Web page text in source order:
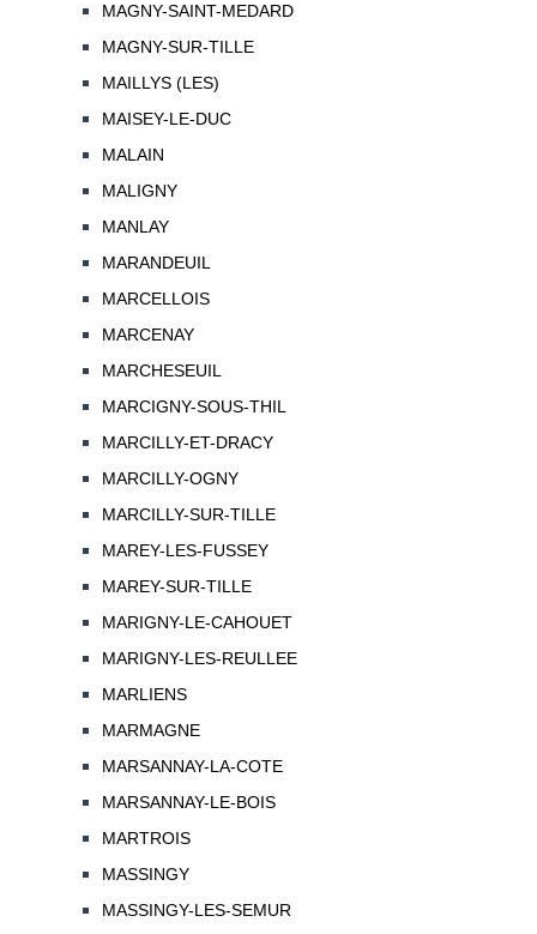
MAGNY-SAINT-MEDARD
MAGNY-SUR-TILLE
MAILLYS (LES)
MAISEY-LE-DUC
MALAIN
MALIGNY
MANLAY
MARANDEUIL
MARCELLOIS
MARCENAY
MARCHESEUIL
MARCIGNY-SOUS-THIL
MARCILLY-ET-DRACY
MARCILLY-OGNY
MARCILLY-SUR-TILLE
MAREY-LES-FUSSEY
MAREY-SUR-TILLE
MARIGNY-LE-CAHOUET
MARIGNY-LES-REULLEE
MARLIENS
MARMAGNE
MARSANNAY-LA-COTE
MARSANNAY-LE-BOIS
MARTROIS
MASSINGY
MASSINGY-LES-SEMUR